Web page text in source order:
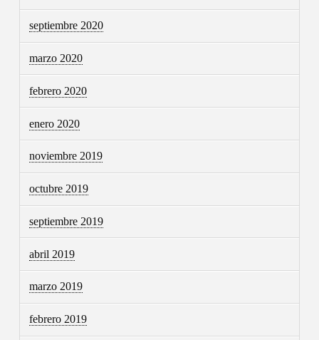
septiembre 2020
marzo 2020
febrero 2020
enero 2020
noviembre 2019
octubre 2019
septiembre 2019
abril 2019
marzo 2019
febrero 2019